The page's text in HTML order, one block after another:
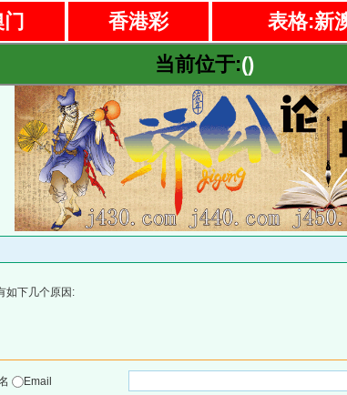
香港彩 表格:新
当前位于:()
如下几个原因:
Email